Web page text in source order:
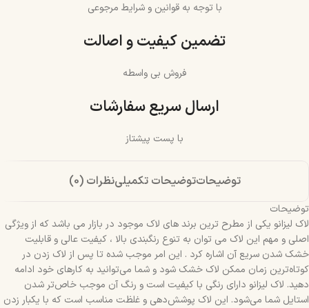
با توجه به قوانین و شرایط مرجوعی
تضمین کیفیت و اصالت
فروش بی واسطه
ارسال سریع سفارشات
با پست پیشتاز
توضیحاتتوضیحات تکمیلینظرات (0)
توضیحات
لاک لیزانو یکی از مطرح ترین برند های لاک موجود در بازار می باشد که از ویژگی
اصلی و مهم این لاک می توان به تنوع رنگبندی بالا ، کیفیت عالی و قابلیت
خشک شدن سریع آن اشاره کرد . این امر موجب شده تا پس از لاک زدن در
کوتاه‌ترین زمان ممکن لاک خشک شود و شما می‌توانید به کارهای خود ادامه
دهید. لاک لیزانو دارای رنگی با کیفیت است و رنگ آن موجب خاص‌تر شدن
استایل شما می‌شود. این لاک پوشش‌دهی و غلظت مناسب است که با یکبار زدن